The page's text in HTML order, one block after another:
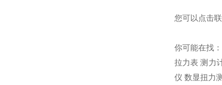
您可以点击
你可能在找：
拉力表 测力
仪 数显扭力